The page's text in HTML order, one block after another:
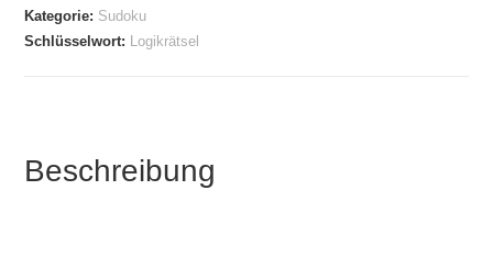
Kategorie: Sudoku
Schlüsselwort:
Logikrätsel
Beschreibung